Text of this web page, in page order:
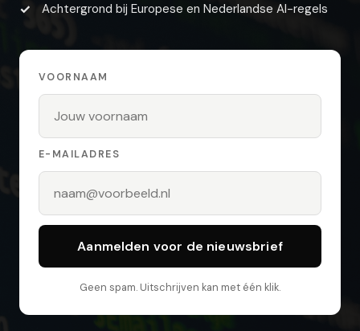
Achtergrond bij Europese en Nederlandse AI-regels
VOORNAAM
E-MAILADRES
Aanmelden voor de nieuwsbrief
Geen spam. Uitschrijven kan met één klik.